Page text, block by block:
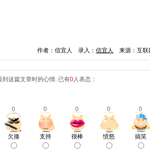
作者：信宜人 录入： 信宜人 来源：互
到这篇文章时的心情: 已有0人表态：
0 0 0 0 0
欠揍 支持 很棒 愤怒 搞笑